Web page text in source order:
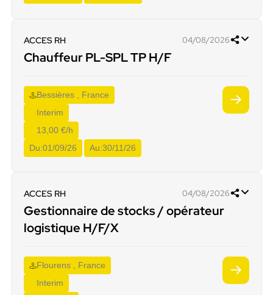
ACCES RH 04/08/2026
Chauffeur PL-SPL TP H/F
Bessières , France
Interim
13,00 €/h
Du:01/09/26 Au:30/11/26
ACCES RH 04/08/2026
Gestionnaire de stocks / opérateur
logistique H/F/X
Flourens , France
Interim